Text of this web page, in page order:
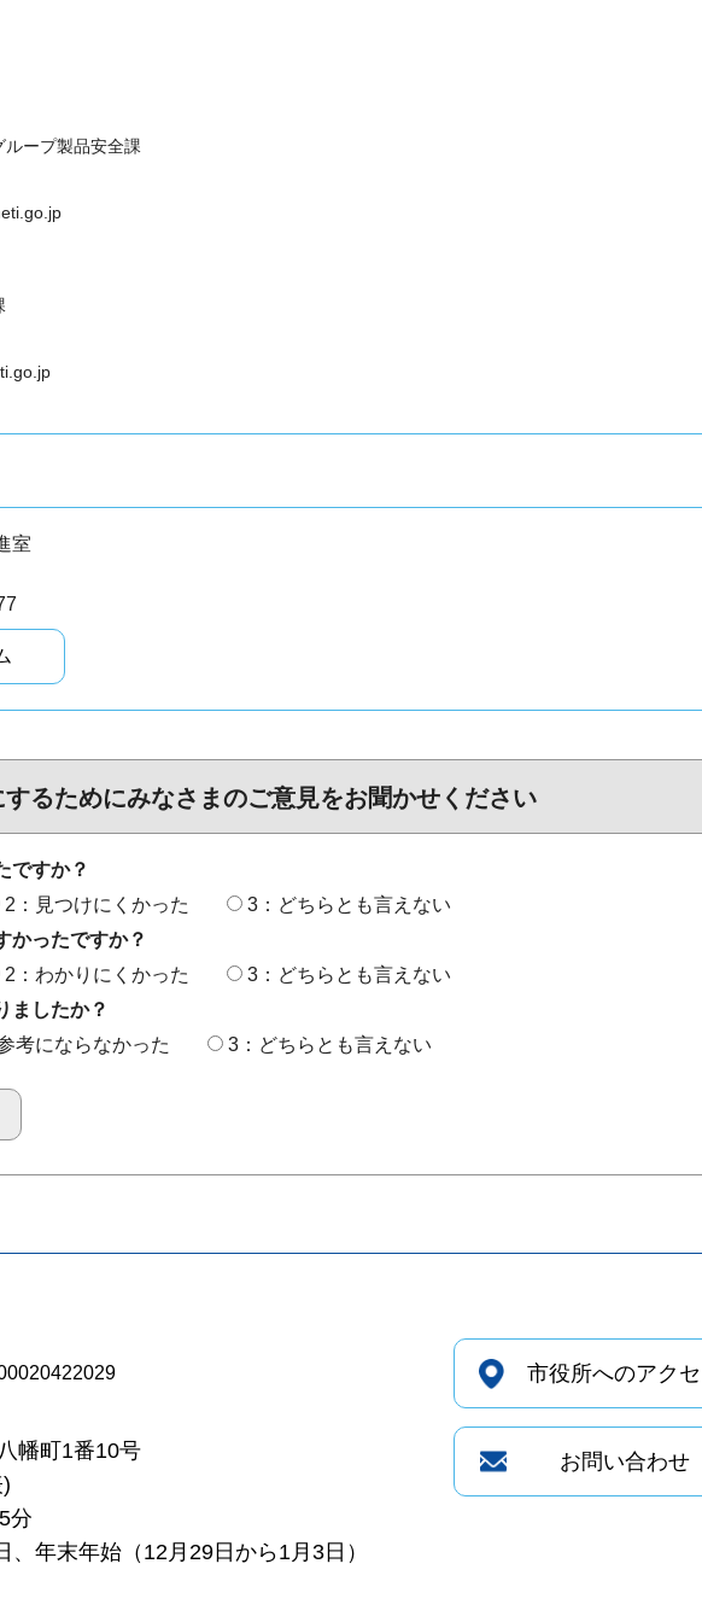
ープ製品安全課
室
るためにみなさまのご意見をお聞かせください
ですか？
2：見つけにくかった
3：どちらとも言えない
かったですか？
2：わかりにくかった
3：どちらとも言えない
ましたか？
考にならなかった 3：どちらとも言えない
幡町1番10号
分
年末年始（12月29日から1月3日）
市役所へのアク
お問い合わせ